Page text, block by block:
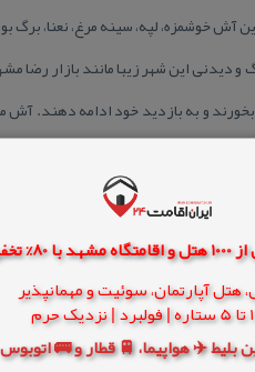
واقعی
هتل آپارتمان، سوئیت و مهمانپذیر
بلیط ✈️ هواپیما، 🚆 قطار و 🚌 اتوبوس
آش خوشمزه، لپه، سینه مرغ، نعنا،
و دیدنی این شهر زیبا مانند بازار
و به بازدید خود ادامه دهند.